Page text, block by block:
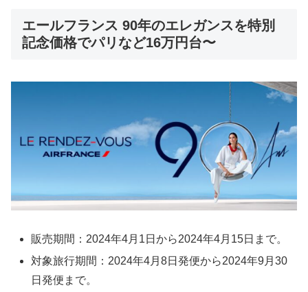
エールフランス 90年のエレガンスを特別
記念価格でパリなど16万円台〜
販売期間：2024年4月1日から2024年4月15日まで。
対象旅行期間：2024年4月8日発便から2024年9月30
日発便まで。